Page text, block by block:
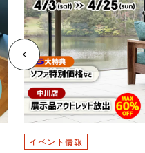
イベント情報